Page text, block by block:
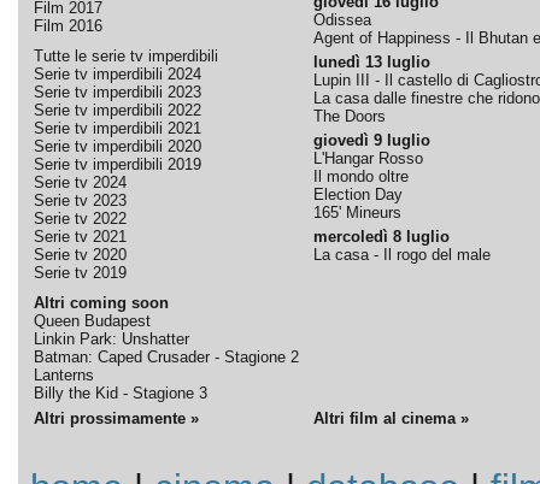
Film 2017
Film 2016
Tutte le serie tv imperdibili
Serie tv imperdibili 2024
Serie tv imperdibili 2023
Serie tv imperdibili 2022
Serie tv imperdibili 2021
Serie tv imperdibili 2020
Serie tv imperdibili 2019
Serie tv 2024
Serie tv 2023
Serie tv 2022
Serie tv 2021
Serie tv 2020
Serie tv 2019
Altri coming soon
Queen Budapest
Linkin Park: Unshatter
Batman: Caped Crusader - Stagione 2
Lanterns
Billy the Kid - Stagione 3
Odissea
Agent of Happiness - Il Bhutan
lunedì 13 luglio
Lupin III - Il castello di
La casa dalle finestre che ridono
The Doors
giovedì 9 luglio
L'Hangar Rosso
Il mondo oltre
Election Day
165' Mineurs
mercoledì 8 luglio
La casa - Il rogo del male
Altri prossimamente » Altri film al cinema »